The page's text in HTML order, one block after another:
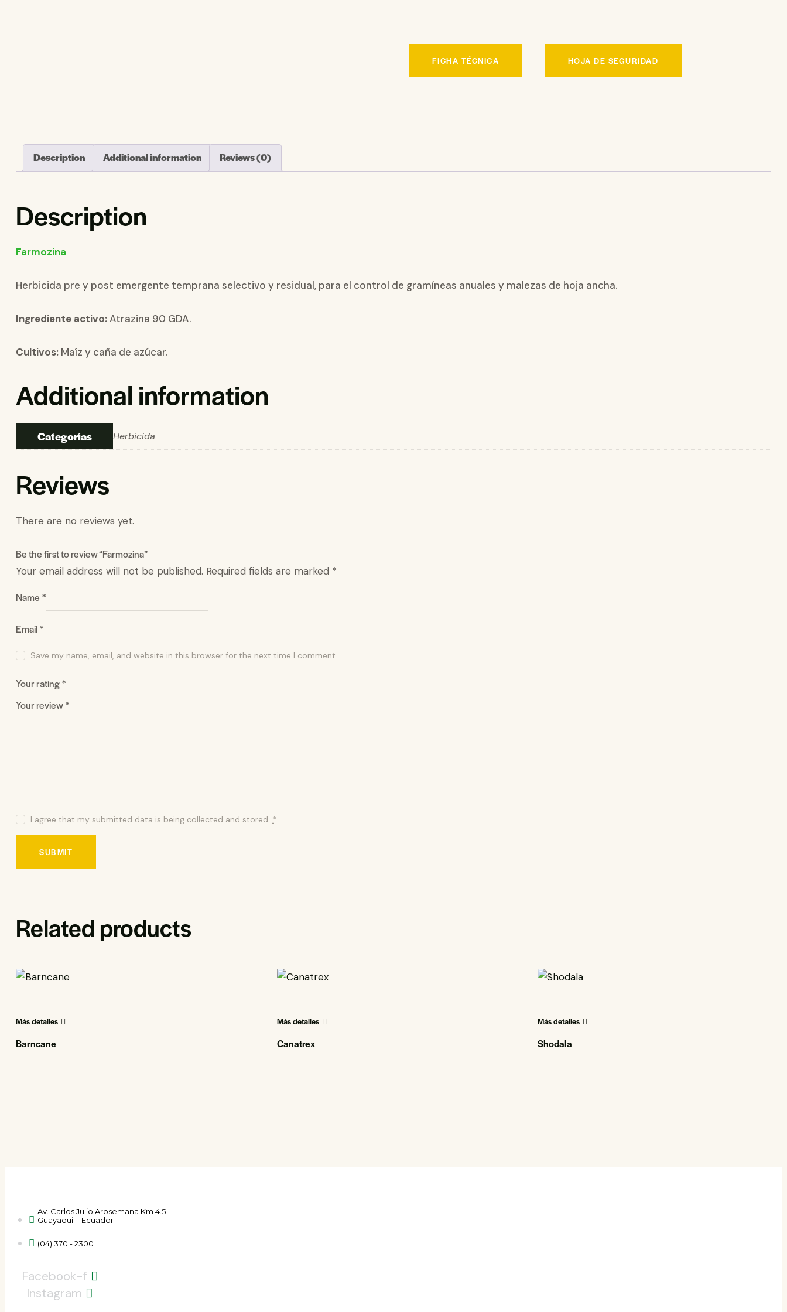
FICHA TÉCNICA HOJA DE SEGURIDAD
Description Additional information Reviews (0)
Description
Farmozina
Herbicida pre y post emergente temprana selectivo y residual, para el control de gramíneas anuales y malezas de hoja ancha.
Ingrediente activo:Atrazina 90 GDA.
Cultivos: Maíz y caña de azúcar.
Additional information
Categorías Herbicida
Reviews
There are no reviews yet.
Be the first to review “Farmozina”
Your email address will not be published. Required fields are marked *
Name *
Email*
Save my name, email, and website in this browser for the next time I comment.
Your rating*
Your review*
I agree that my submitted data is being collected and stored. *
Related products
Más detalles
Barncane
Más detalles
Canatrex
Más detalles
Shodala
Av. Carlos Julio Arosemana Km 4.5
Guayaquil - Ecuador
(04) 370 - 2300
Facebook-f
Instagram